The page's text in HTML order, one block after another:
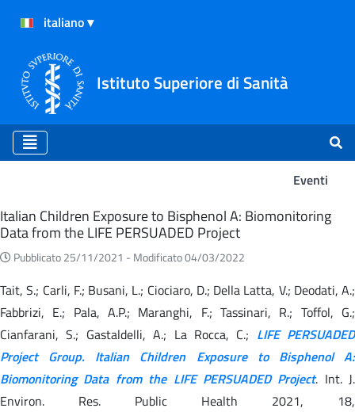
Istituto Superiore di Sanità
Eventi
Eventi
Italian Children Exposure to Bisphenol A: Biomonitoring
Data from the LIFE PERSUADED Project
Pubblicato 25/11/2021 - Modificato 04/03/2022
Tait, S.; Carli, F.; Busani, L.; Ciociaro, D.; Della Latta, V.; Deodati, A.;
Fabbrizi, E.; Pala, A.P.; Maranghi, F.; Tassinari, R.; Toffol, G.;
Cianfarani, S.; Gastaldelli, A.; La Rocca, C.; LIFE PERSUADED
Project Group. Italian Children Exposure to Bisphenol A:
Biomonitoring Data from the LIFE PERSUADED Project. Int. J.
Environ. Res. Public Health 2021, 18,